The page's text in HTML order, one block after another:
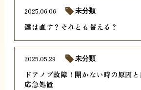
鍵は直す？それとも替える？
2025.06.06 未分類
ドアノブ故障！開かない時の原因
応急処置
2025.05.29 未分類